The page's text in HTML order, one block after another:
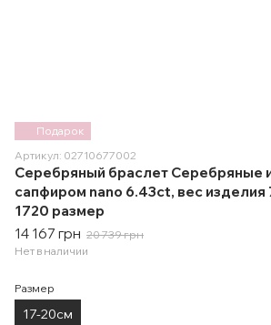
Подарок
Артикул: 02710677002
Серебряный браслет Серебряные
сапфиром nano 6.43ct, вес изделия
1720 размер
14 167 грн 20 739 грн
Нет в наличии
Размер
17-20см